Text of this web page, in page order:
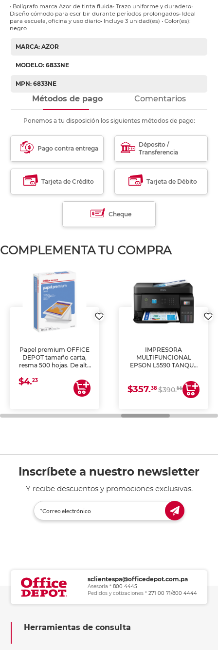
• Bolígrafo marca Azor de tinta fluida• Trazo uniforme y duradero•
Diseño cómodo para escribir durante períodos prolongados• Ideal
para escuela, oficina y uso diario• Incluye 3 unidad(es) • Color(es):
negro
MARCA: AZOR
MODELO: 6833NE
MPN: 6833NE
Métodos de pago Comentarios
Ponemos a tu disposición los siguientes métodos de pago:
Pago contra entrega
Déposito /
Transferencia
Tarjeta de Crédito Tarjeta de Débito
Cheque
COMPLEMENTA TU COMPRA
Papel premium OFFICE
DEPOT tamaño carta,
resma 500 hojas. De alta
uniforme, ideal para
impresoras de inyección
de tinta y láser,
general de oficina.
$4.23
IMPRESORA
MULTIFUNCIONAL
EPSON L5590 TANQUE
COPIA Y ESCANEA)
$357.38$390.55
Inscríbete a nuestro newsletter
Y recibe descuentos y promociones exclusivas.
sclientespa@officedepot.com.pa
Asesoría * 800 4445
Pedidos y cotizaciones * 271 00 71/800 4444
Herramientas de consulta